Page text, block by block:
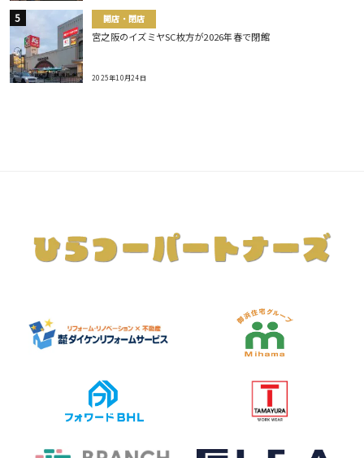
開店・閉店
宮之阪のイズミヤSC枚方が2026年春で閉館
2025年10月24日